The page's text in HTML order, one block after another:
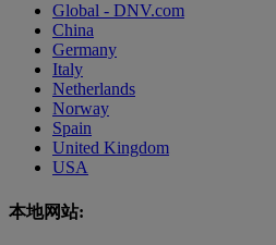
Global - DNV.com
China
Germany
Italy
Netherlands
Norway
Spain
United Kingdom
USA
本地网站: